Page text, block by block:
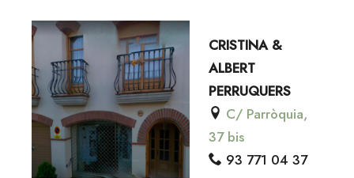
CRISTINA &
ALBERT
PERRUQUERS
C/ Parròquia,
37 bis
93 771 04 37